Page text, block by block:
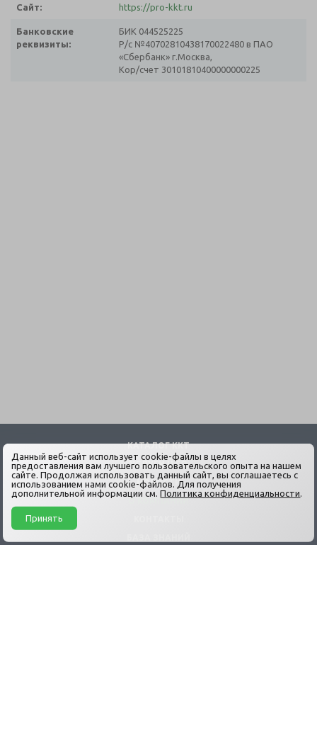
Сайт: https://pro-kkt.ru
Банковские
реквизиты:
БИК 044525225
Р/с №40702810438170022480 в ПАО
«Сбербанк» г.Москва,
Кор/счет 30101810400000000225
КАТАЛОГ ККТ
УСЛУГИ ЦТО
НОВОСТИ
О КОМПАНИИ
Данный веб-сайт использует cookie-файлы в целях
предоставления вам лучшего пользовательского опыта на нашем
сайте. Продолжая использовать данный сайт, вы соглашаетесь с
использованием нами cookie-файлов. Для получения
дополнительной информации см.Политика конфиденциальности.
Принять